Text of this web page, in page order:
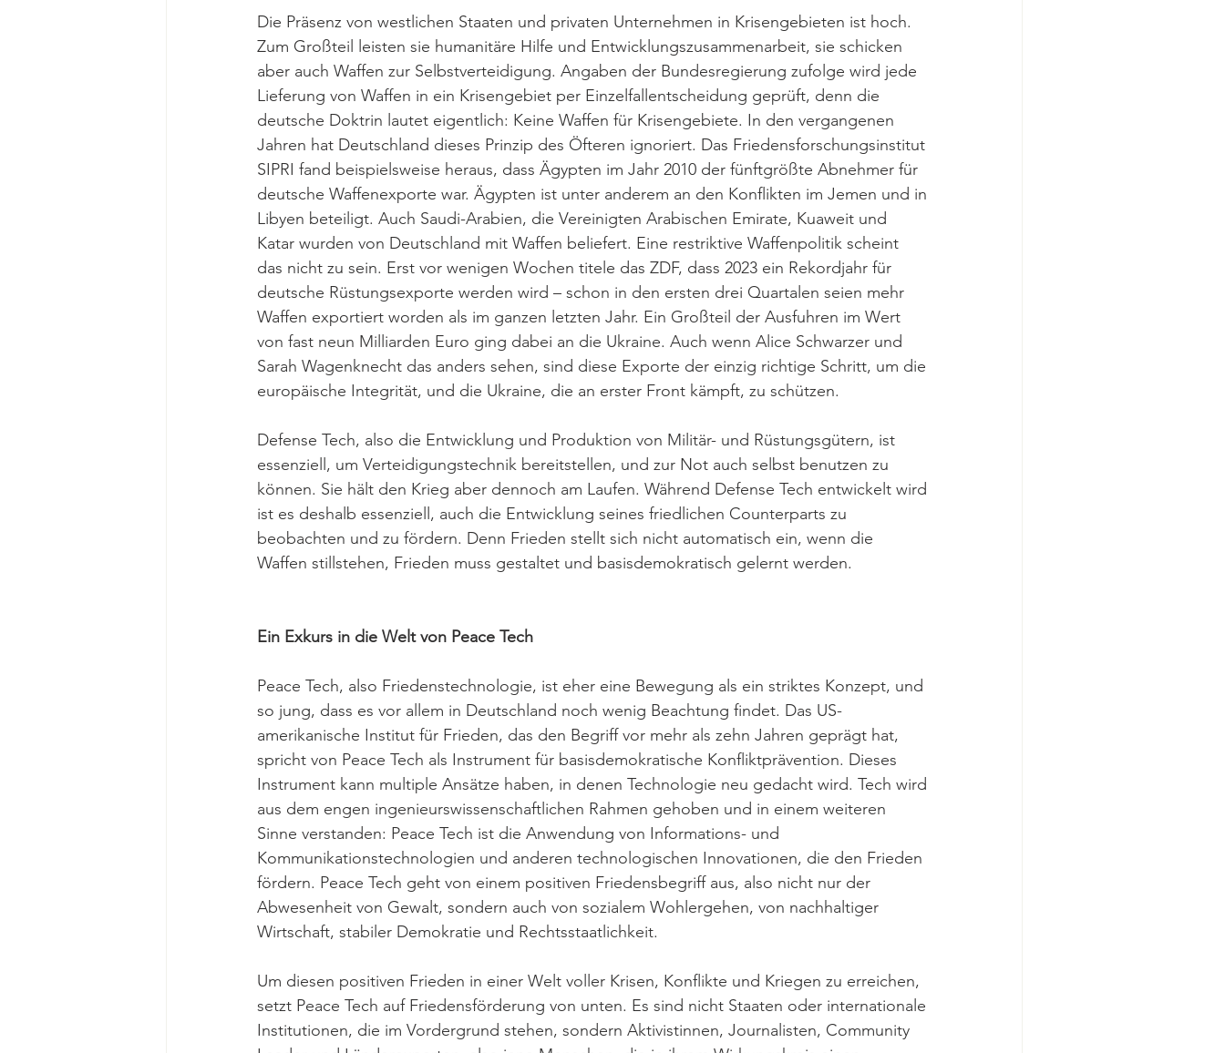
Die Präsenz von westlichen Staaten und privaten Unternehmen in Krisengebieten ist hoch.
Zum Großteil leisten sie humanitäre Hilfe und Entwicklungszusammenarbeit, sie schicken
aber auch Waffen zur Selbstverteidigung. Angaben der Bundesregierung zufolge wird jede
Lieferung von Waffen in ein Krisengebiet per Einzelfallentscheidung geprüft, denn die
deutsche Doktrin lautet eigentlich: Keine Waffen für Krisengebiete. In den vergangenen
Jahren hat Deutschland dieses Prinzip des Öfteren ignoriert. Das Friedensforschungsinstitut
SIPRI fand beispielsweise heraus, dass Ägypten im Jahr 2010 der fünftgrößte Abnehmer für
deutsche Waffenexporte war. Ägypten ist unter anderem an den Konflikten im Jemen und in
Libyen beteiligt. Auch Saudi-Arabien, die Vereinigten Arabischen Emirate, Kuaweit und
Katar wurden von Deutschland mit Waffen beliefert. Eine restriktive Waffenpolitik scheint
das nicht zu sein. Erst vor wenigen Wochen titele das ZDF, dass 2023 ein Rekordjahr für
deutsche Rüstungsexporte werden wird – schon in den ersten drei Quartalen seien mehr
Waffen exportiert worden als im ganzen letzten Jahr. Ein Großteil der Ausfuhren im Wert
von fast neun Milliarden Euro ging dabei an die Ukraine. Auch wenn Alice Schwarzer und
Sarah Wagenknecht das anders sehen, sind diese Exporte der einzig richtige Schritt, um die
europäische Integrität, und die Ukraine, die an erster Front kämpft, zu schützen.
Defense Tech, also die Entwicklung und Produktion von Militär- und Rüstungsgütern, ist
essenziell, um Verteidigungstechnik bereitstellen, und zur Not auch selbst benutzen zu
können. Sie hält den Krieg aber dennoch am Laufen. Während Defense Tech entwickelt wird
ist es deshalb essenziell, auch die Entwicklung seines friedlichen Counterparts zu
beobachten und zu fördern. Denn Frieden stellt sich nicht automatisch ein, wenn die
Waffen stillstehen, Frieden muss gestaltet und basisdemokratisch gelernt werden.
Ein Exkurs in die Welt von Peace Tech
Peace Tech, also Friedenstechnologie, ist eher eine Bewegung als ein striktes Konzept, und
so jung, dass es vor allem in Deutschland noch wenig Beachtung findet. Das US-
amerikanische Institut für Frieden, das den Begriff vor mehr als zehn Jahren geprägt hat,
spricht von Peace Tech als Instrument für basisdemokratische Konfliktprävention. Dieses
Instrument kann multiple Ansätze haben, in denen Technologie neu gedacht wird. Tech wird
aus dem engen ingenieurswissenschaftlichen Rahmen gehoben und in einem weiteren
Sinne verstanden: Peace Tech ist die Anwendung von Informations- und
Kommunikationstechnologien und anderen technologischen Innovationen, die den Frieden
fördern. Peace Tech geht von einem positiven Friedensbegriff aus, also nicht nur der
Abwesenheit von Gewalt, sondern auch von sozialem Wohlergehen, von nachhaltiger
Wirtschaft, stabiler Demokratie und Rechtsstaatlichkeit.
Um diesen positiven Frieden in einer Welt voller Krisen, Konflikte und Kriegen zu erreichen,
setzt Peace Tech auf Friedensförderung von unten. Es sind nicht Staaten oder internationale
Institutionen, die im Vordergrund stehen, sondern Aktivistinnen, Journalisten, Community